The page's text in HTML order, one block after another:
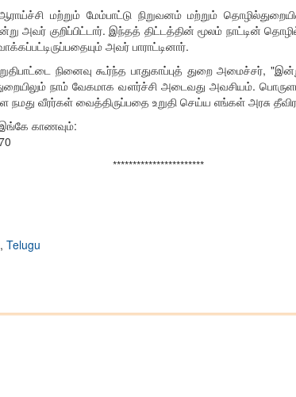
மற்றும் மேம்பாட்டு நிறுவனம் மற்றும்
அவர் குறிப்பிட்டார். இந்தத் திட்டத்தின் மூலம் நாட்டின்
அவர் பாராட்டினார்.
நினைவு கூர்ந்த பாதுகாப்புத் துறை அமைச்சர்,
துறையிலும் நாம் வேகமாக வளர்ச்சி அடைவது அவசியம்.
வீரர்கள் வைத்திருப்பதை உறுதி செய்ய எங்கள் அரசு
இங்கே காணவும்:
***********************
, Telugu